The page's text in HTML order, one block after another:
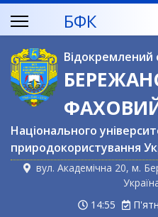
БФК
Відокремлений
Національного
природокористування
вул. Академічна 20, м.
14:55